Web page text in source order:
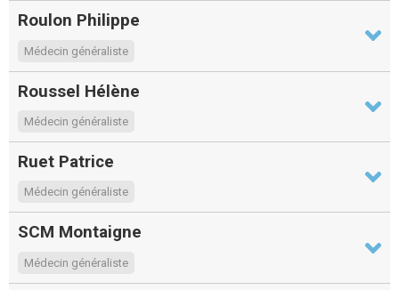
Roulon Philippe
Médecin généraliste
Roussel Hélène
Médecin généraliste
Ruet Patrice
Médecin généraliste
SCM Montaigne
Médecin généraliste